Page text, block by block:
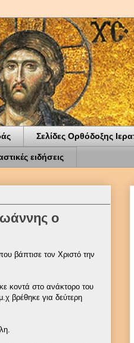
Σελίδες Ορθόδοξης
ειδήσεις
ο
βάπτισε τον Χριστό την
κοντά στο ανάκτορο του
βρέθηκε για δεύτερη